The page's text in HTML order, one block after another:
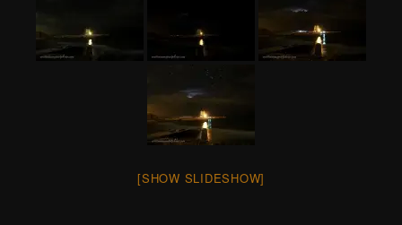
[SHOW SLIDESHOW]